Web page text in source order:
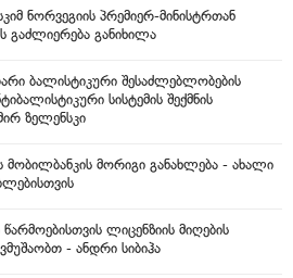
ნორვეგიის პრემიერ-მინისტრთან
გაძლიერება განიხილა
ბალისტიკური შესაძლებლობების
სისტემის შექმნის
ზელენსკი
მობილბანკის მორიგი განახლება - ახალი
ლიცენზიის მიღების
- ანდრი სიბიჰა